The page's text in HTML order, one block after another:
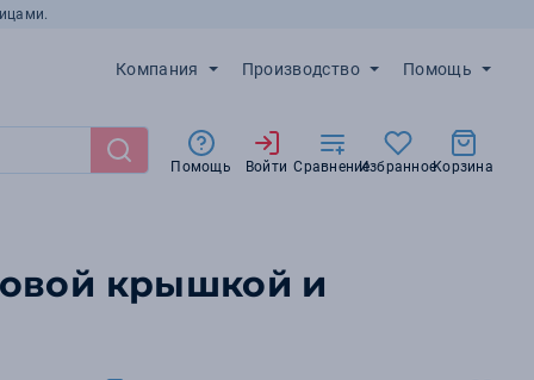
Компания Производство Помощь
Помощь Войти СравнениеИзбранноеКорзина
крышкой и